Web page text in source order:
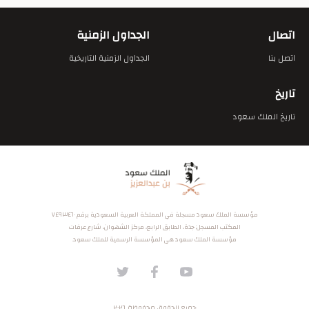
اتصال
اتصل بنا
الجداول الزمنية
الجداول الزمنية التاريخية
تاريخ
تاريخ الملك سعود
مؤسسة الملك سعود مسجلة في المملكة العربية السعودية برقم ٧٤٩٣٤٦٠
المكتب المسجل: جدة، الطابق الرابع، مركز الشهوان، شارع عرفات
مؤسسة الملك سعود هي المؤسسة الرسمية للملك سعود.